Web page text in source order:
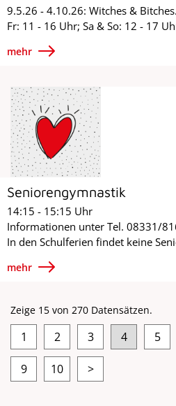
9.5.26 - 4.10.26: Witches &
Fr: 11 - 16 Uhr; Sa & So: 12 - 17
mehr
Seniorengymnastik
14:15 - 15:15 Uhr
Informationen unter Tel. 08331/
In den Schulferien findet keine
mehr
Zeige 15 von 270 Datensätzen.
1 2 3 4 5
9 10 >